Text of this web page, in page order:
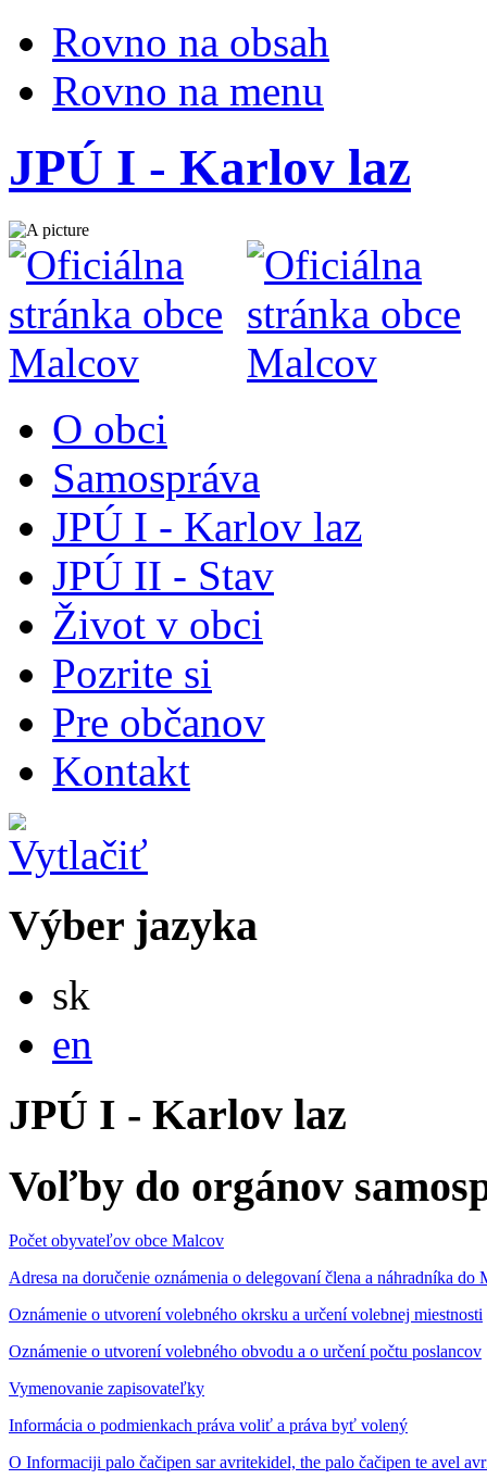
Rovno na obsah
Rovno na menu
JPÚ I - Karlov laz
O obci
Samospráva
JPÚ I - Karlov laz
JPÚ II - Stav
Život v obci
Pozrite si
Pre občanov
Kontakt
Výber jazyka
sk
en
JPÚ I - Karlov laz
Voľby do orgánov
Počet obyvateľov obce Malcov
Adresa na doručenie oznámenia o delegovaní člena a náhradníka
Oznámenie o utvorení volebného okrsku a určení volebnej miestnosti
Oznámenie o utvorení volebného obvodu a o určení počtu poslancov
Vymenovanie zapisovateľky
Informácia o podmienkach práva voliť a práva byť volený
O Informaciji palo čačipen sar avritekidel, the palo čačipen te avel